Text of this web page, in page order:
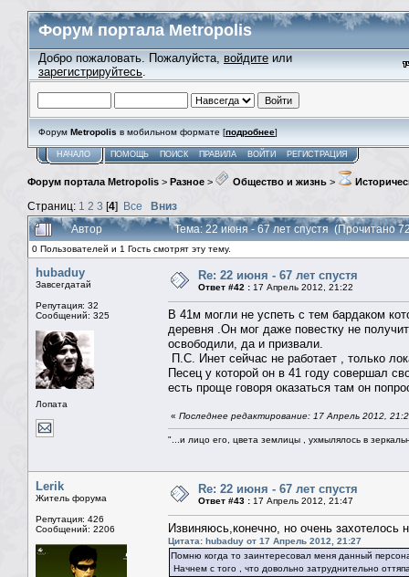
Форум портала Metropolis
Добро пожаловать. Пожалуйста, войдите или
зарегистрируйтесь.
Форум Metropolis в мобильном формате [подробнее]
НАЧАЛО ПОМОЩЬ ПОИСК ПРАВИЛА ВОЙТИ РЕГИСТРАЦИЯ
Форум портала Metropolis > Разное > Общество и жизнь >
Страниц: 1 2 3 [4] Все
Вниз
Автор
Тема: 22 июня - 67 лет спустя (Прочитано
0 Пользователей и 1 Гость смотрят эту тему.
hubaduy
Завсегдатай
Репутация: 32
Сообщений: 325
Лопата
Re: 22 июня - 67 лет спустя
Ответ #42 : 17 Апрель 2012, 21:22
В 41м могли не успеть с тем бардаком
деревня .Он мог даже повестку не
освободили, да и призвали.
П.С. Инет сейчас не работает , только
Песец у которой он в 41 году совершал
есть проще говоря оказаться там он
« Последнее редактирование: 17 Апрель 2012,
"...и лицо его, цвета землицы , ухмылялось в
Lerik
Житель форума
Репутация: 426
Сообщений: 2206
Re: 22 июня - 67 лет спустя
Ответ #43 : 17 Апрель 2012, 21:47
Извиняюсь,конечно, но очень захотелось
Цитата: hubaduy от 17 Апрель 2012, 21:27
Помню когда то заинтересовал меня данный
Начнем с того , что довольно затруднительно